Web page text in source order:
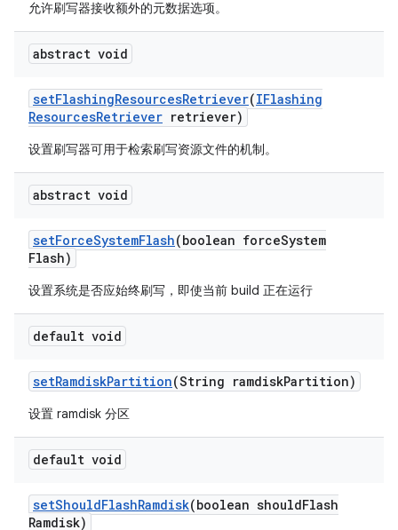
允许刷写器接收额外的元数据选项。
abstract void
setFlashingResourcesRetriever(IFlashing
ResourcesRetriever retriever)
设置刷写器可用于检索刷写资源文件的机制。
abstract void
setForceSystemFlash(boolean forceSystem
Flash)
设置系统是否应始终刷写，即使当前 build 正在运行
default void
setRamdiskPartition(String ramdiskPartition)
设置 ramdisk 分区
default void
setShouldFlashRamdisk(boolean shouldFlash
Ramdisk)